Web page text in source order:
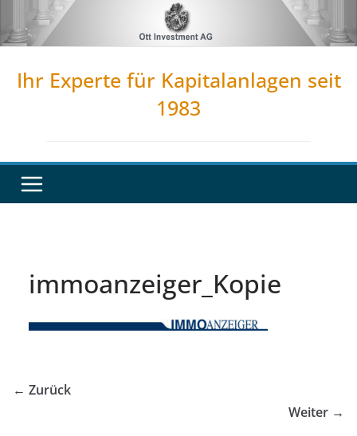
Inhalt
Ihr Experte für Kapitalanlagen seit
1983
immoanzeiger_Kopie
← Zurück
Weiter →